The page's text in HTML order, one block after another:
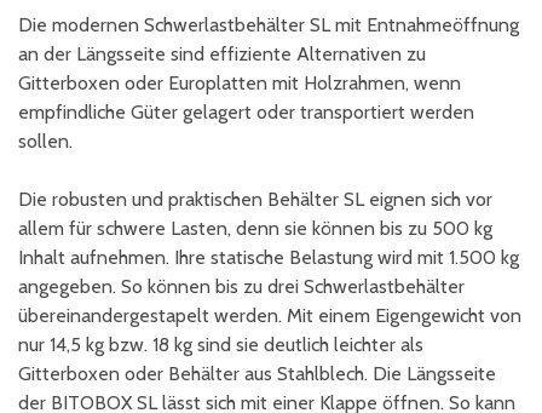
Die modernen Schwerlastbehälter SL mit Entnahmeöffnung
an der Längsseite sind effiziente Alternativen zu
Gitterboxen oder Europlatten mit Holzrahmen, wenn
empfindliche Güter gelagert oder transportiert werden
sollen.
Die robusten und praktischen Behälter SL eignen sich vor
allem für schwere Lasten, denn sie können bis zu 500 kg
Inhalt aufnehmen. Ihre statische Belastung wird mit 1.500 kg
angegeben. So können bis zu drei Schwerlastbehälter
übereinandergestapelt werden. Mit einem Eigengewicht von
nur 14,5 kg bzw. 18 kg sind sie deutlich leichter als
Gitterboxen oder Behälter aus Stahlblech. Die Längsseite
der BITOBOX SL lässt sich mit einer Klappe öffnen. So kann